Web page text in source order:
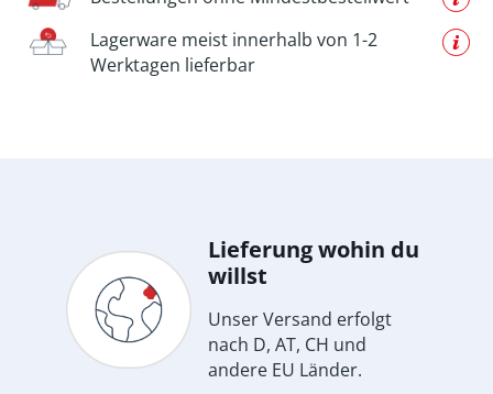
Lagerware meist innerhalb von 1-2
Werktagen lieferbar
Lieferung wohin du
willst
Unser Versand erfolgt
nach D, AT, CH und
andere EU Länder.